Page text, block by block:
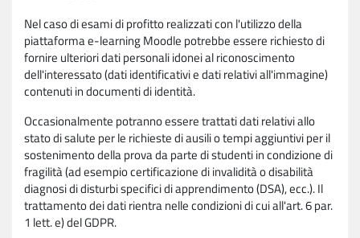
Nel caso di esami di profitto realizzati con l'utilizzo della
piattaforma e-learning Moodle potrebbe essere richiesto di
fornire ulteriori dati personali idonei al riconoscimento
dell'interessato (dati identificativi e dati relativi all'immagine)
contenuti in documenti di identità.
Occasionalmente potranno essere trattati dati relativi allo
stato di salute per le richieste di ausili o tempi aggiuntivi per il
sostenimento della prova da parte di studenti in condizione di
fragilità (ad esempio certificazione di invalidità o disabilità
diagnosi di disturbi specifici di apprendimento (DSA), ecc.). Il
trattamento dei dati rientra nelle condizioni di cui all'art. 6 par.
1 lett. e) del GDPR.